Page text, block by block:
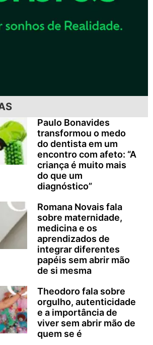
Paulo Bonavides
transformou o medo
do dentista em um
encontro com afeto: “A
criança é muito mais
do que um
diagnóstico”
Romana Novais fala
sobre maternidade,
medicina e os
aprendizados de
integrar diferentes
papéis sem abrir mão
de si mesma
Theodoro fala sobre
orgulho, autenticidade
e a importância de
viver sem abrir mão de
quem se é